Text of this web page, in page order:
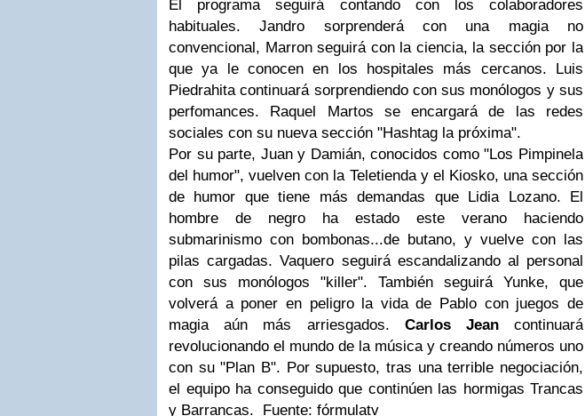
El programa seguirá contando con los colaboradores
habituales. Jandro sorprenderá con una magia no
convencional, Marron seguirá con la ciencia, la sección por la
que ya le conocen en los hospitales más cercanos. Luis
Piedrahita continuará sorprendiendo con sus monólogos y sus
perfomances. Raquel Martos se encargará de las redes
sociales con su nueva sección "Hashtag la próxima".
Por su parte, Juan y Damián, conocidos como "Los Pimpinela
del humor", vuelven con la Teletienda y el Kiosko, una sección
de humor que tiene más demandas que Lidia Lozano. El
hombre de negro ha estado este verano haciendo
submarinismo con bombonas...de butano, y vuelve con las
pilas cargadas. Vaquero seguirá escandalizando al personal
con sus monólogos "killer". También seguirá Yunke, que
volverá a poner en peligro la vida de Pablo con juegos de
magia aún más arriesgados. Carlos Jeancontinuará
revolucionando el mundo de la música y creando números uno
con su "Plan B". Por supuesto, tras una terrible negociación,
el equipo ha conseguido que continúen las hormigas Trancas
y Barrancas.
Fuente: fórmulatv